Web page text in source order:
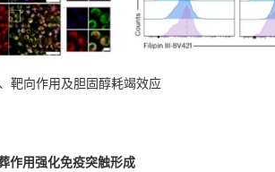
靶向作用及胆固醇耗竭效应
作用强化免疫突触形成